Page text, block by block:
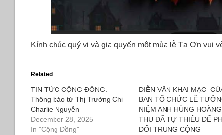
Kính chúc quý vị và gia quyến một mùa lễ Tạ Ơn vui
Related
TIN TỨC CỘNG ĐỒNG:
Thông báo từ Thị Trưởng Chi
Charlie Nguyễn
December 28, 2025
In "Cộng Đồng"
DIỄN VĂN KHAI MẠC
BAN TỔ CHỨC LỄ
NIỆM ANH HÙNG HOÀNG
THU ĐÃ TỰ THIÊU ĐỂ
ĐỐI TRUNG CỘNG